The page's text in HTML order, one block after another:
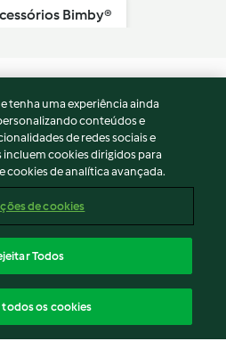
Bimby®
tenha uma experiência ainda
conteúdos e
de redes sociais e
incluem cookies dirigidos para
cookies de analítica avançada.
de cookies
Todos
os cookies